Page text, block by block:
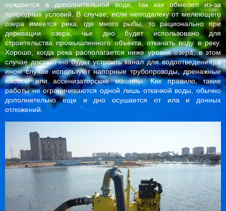
нуждается в дополнительной воде, так как обмелел из-за
природных условий. В случае, если неподалеку от мелеющего
озера имеется река, где много рыбы, то рационально при
деривации озера, чье дно будет использовано для
строительства промышленного объекта, откачать воду в реку.
Хорошо, когда река располагается ниже уровня озера, в этом
случае достаточно будет устроить канал для водоотведения, в
ином случае используют напорные трубопроводы, дренажные
насосы или ассенизаторские машины. Как правило, такие
работы не ограничиваются одной лишь откачкой воды, обычно
дополнительно еще и дно осушается от ила и донных
отложений.